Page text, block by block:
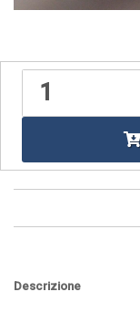
Descrizione